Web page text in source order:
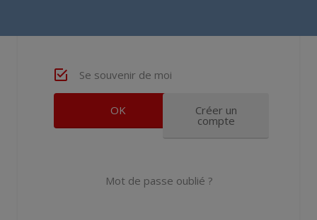
Se souvenir de moi
Créer un
compte
Mot de passe oublié ?